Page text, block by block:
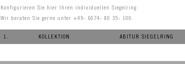
Konfigurieren Sie hier Ihren individuellen Siegelring.
Wir beraten Sie gerne unter +49- 6074- 80 35- 100.
1. KOLLEKTION ABITUR SIEGELRING